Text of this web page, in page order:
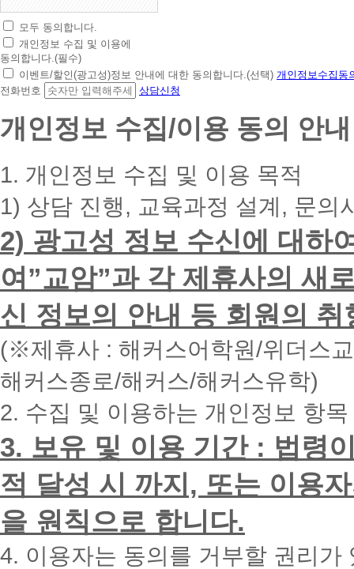
초
간
편
상
담
청
대
폰
입
력
시
면
빠
른
간
내
에
화
드
리
겠
습
니
다.
모두 동의합니다.
개인정보 수집 및 이용에
동의합니다.(필수)
이벤트/할인(광고성)정보 안내에 대한 동의합니다.(선택) 개인정보수집동
전화번호
상담신청
개인정보 수집/이용 동의 안내
1. 개인정보 수집 및 이용 목적
1) 상담 진행, 교육과정 설계, 문의
2) 광고성 정보 수신에 대하
여”교암”과 각 제휴사의 새
신 정보의 안내 등 회원의
(※제휴사 : 해커스어학원/위더스
해커스종로/해커스/해커스유학)
2. 수집 및 이용하는 개인정보 항
3. 보유 및 이용 기간 : 법령
적 달성 시 까지, 또는 이용
을 원칙으로 합니다.
4. 이용자는 동의를 거부할 권리